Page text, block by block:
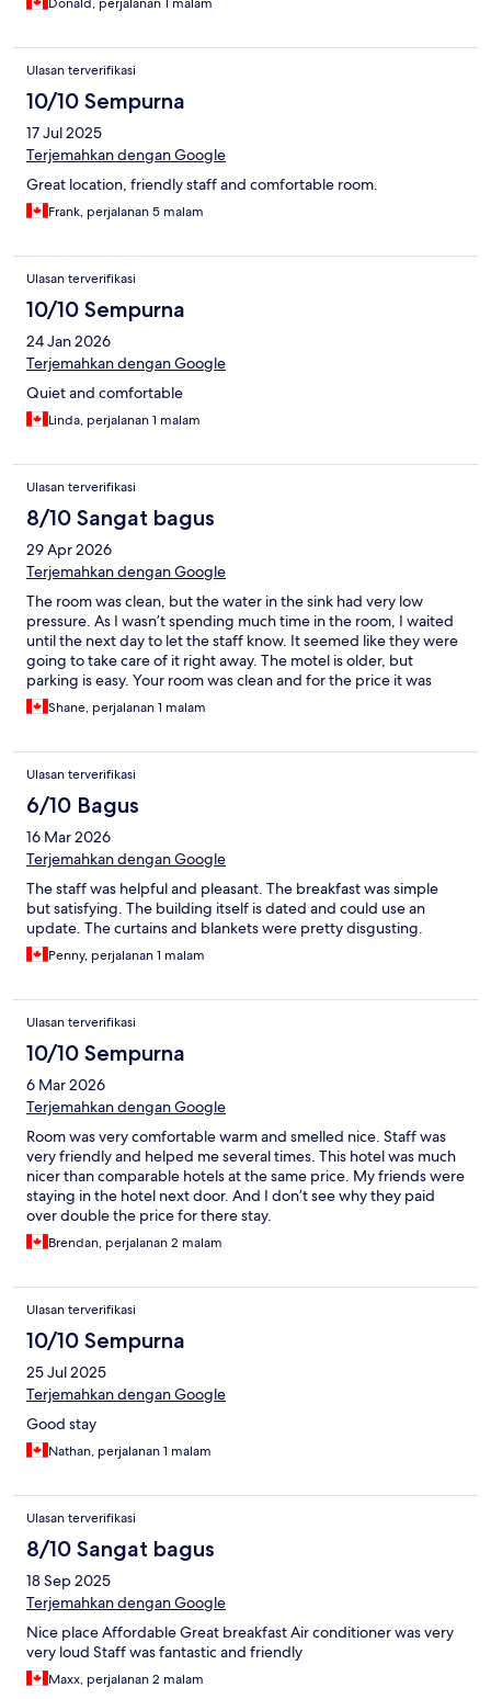
Donald, perjalanan 1 malam
Ulasan terverifikasi
10/10 Sempurna
17 Jul 2025
Terjemahkan dengan Google
Great location, friendly staff and comfortable room.
Frank, perjalanan 5 malam
Ulasan terverifikasi
10/10 Sempurna
24 Jan 2026
Terjemahkan dengan Google
Quiet and comfortable
Linda, perjalanan 1 malam
Ulasan terverifikasi
8/10 Sangat bagus
29 Apr 2026
Terjemahkan dengan Google
The room was clean, but the water in the sink had very low
pressure. As I wasn’t spending much time in the room, I waited
until the next day to let the staff know. It seemed like they were
going to take care of it right away. The motel is older, but
parking is easy. Your room was clean and for the price it was
good value.
Shane, perjalanan 1 malam
Ulasan terverifikasi
6/10 Bagus
16 Mar 2026
Terjemahkan dengan Google
The staff was helpful and pleasant. The breakfast was simple
but satisfying. The building itself is dated and could use an
update. The curtains and blankets were pretty disgusting.
Penny, perjalanan 1 malam
Ulasan terverifikasi
10/10 Sempurna
6 Mar 2026
Terjemahkan dengan Google
Room was very comfortable warm and smelled nice. Staff was
very friendly and helped me several times. This hotel was much
nicer than comparable hotels at the same price. My friends were
staying in the hotel next door. And I don’t see why they paid
over double the price for there stay.
Brendan, perjalanan 2 malam
Ulasan terverifikasi
10/10 Sempurna
25 Jul 2025
Terjemahkan dengan Google
Good stay
Nathan, perjalanan 1 malam
Ulasan terverifikasi
8/10 Sangat bagus
18 Sep 2025
Terjemahkan dengan Google
Nice place Affordable Great breakfast Air conditioner was very
very loud Staff was fantastic and friendly
Maxx, perjalanan 2 malam